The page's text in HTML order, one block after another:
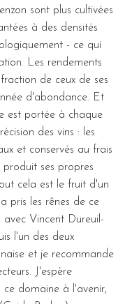
sont plus cultivées
à des densités
- ce qui
Les rendements
de ceux de ses
d'abondance. Et
est portée à chaque
des vins : les
et conservés au frais
ses propres
cela est le fruit d'un
pris les rênes de ce
Vincent Dureuil-
l'un des deux
et je recommande
J'espère
domaine à l'avenir,